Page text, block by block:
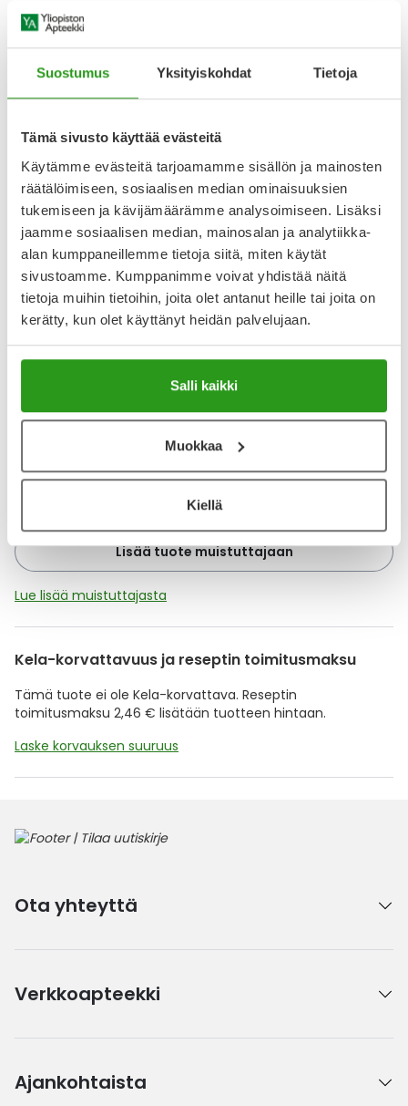
Suostumus Yksityiskohdat Tietoja
Tämä sivusto käyttää evästeitä
Käytämme evästeitä tarjoamamme sisällön ja mainosten
räätälöimiseen, sosiaalisen median ominaisuuksien
tukemiseen ja kävijämäärämme analysoimiseen. Lisäksi
jaamme sosiaalisen median, mainosalan ja analytiikka-
alan kumppaneillemme tietoja siitä, miten käytät
sivustoamme. Kumppanimme voivat yhdistää näitä
tietoja muihin tietoihin, joita olet antanut heille tai joita on
kerätty, kun olet käyttänyt heidän palvelujaan.
Salli kaikki
Muokkaa
Kiellä
kokonaisena; ei saa murskata eikä pureskella.
Lääke vaikuttaa hermosolujen toimintaan
keskushermostossa (erityisesti selkäytimessä) siten, että
Lääkkeillä ja reseptillä ostetuilla tuotteilla ei ole
palautusoikeutta.
Varaa reseptilääke apteekkiin, maksa apteekissa
Katso kaikki TRAMADOL/PARACETAMOL KRKA-tuotteet
tuotteet ajoissa, eivätkä ne lopu kesken.
Lisää tuote muistuttajaan
Lue lisää muistuttajasta
Kela-korvattavuus ja reseptin toimitusmaksu
Tämä tuote ei ole Kela-korvattava. Reseptin
toimitusmaksu 2,46 € lisätään tuotteen hintaan.
Laske korvauksen suuruus
Ota yhteyttä
Verkkoapteekki
Ajankohtaista